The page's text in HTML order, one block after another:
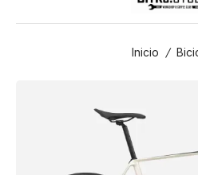
Inicio /